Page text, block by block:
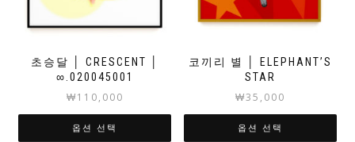
초승달 │ CRESCENT │
∞.020045001
₩110,000
옵션 선택
코끼리 별 │ ELEPHANT’S
STAR
₩35,000
옵션 선택